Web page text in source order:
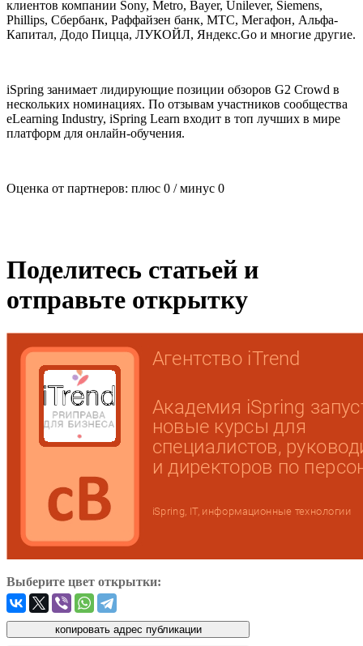
клиентов компании Sony, Metro, Bayer, Unilever, Siemens,
Phillips, Сбербанк, Раффайзен банк, МТС, Мегафон, Альфа-
Капитал, Додо Пицца, ЛУКОЙЛ, Яндекс.Go и многие другие.
iSpring занимает лидирующие позиции обзоров G2 Crowd в
нескольких номинациях. По отзывам участников сообщества
eLearning Industry, iSpring Learn входит в топ лучших в мире
платформ для онлайн-обучения.
Оценка от партнеров: плюс 0 / минус 0
Поделитесь статьей и
отправьте открытку
Выберите цвет открытки: